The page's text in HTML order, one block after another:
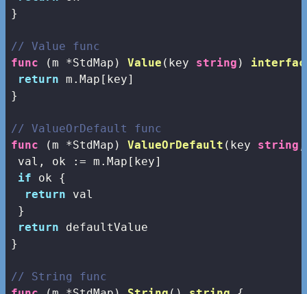
}
// Value func
func
(m *StdMap) Value (key string )
return m.Map[key]
}
// ValueOrDefault func
func
(m *StdMap) ValueOrDefault (key string
val, ok := m.Map[key]
if ok {
return val
}
return defaultValue
}
// String func